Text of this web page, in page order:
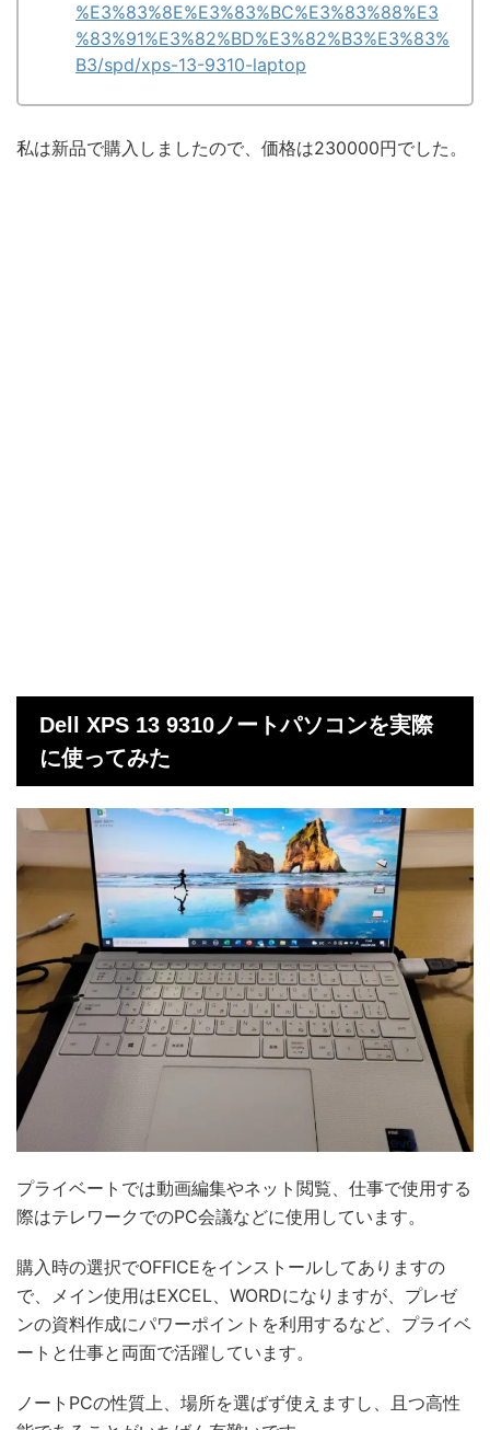
%E3%83%8E%E3%83%BC%E3%83%88%E3
%83%91%E3%82%BD%E3%82%B3%E3%83%
B3/spd/xps-13-9310-laptop
私は新品で購入しましたので、価格は230000円でした。
Dell XPS 13 9310ノートパソコンを実際
に使ってみた
プライベートでは動画編集やネット閲覧、仕事で使用する
際はテレワークでのPC会議などに使用しています。
購入時の選択でOFFICEをインストールしてありますの
で、メイン使用はEXCEL、WORDになりますが、プレゼ
ンの資料作成にパワーポイントを利用するなど、プライベ
ートと仕事と両面で活躍しています。
ノートPCの性質上、場所を選ばず使えますし、且つ高性